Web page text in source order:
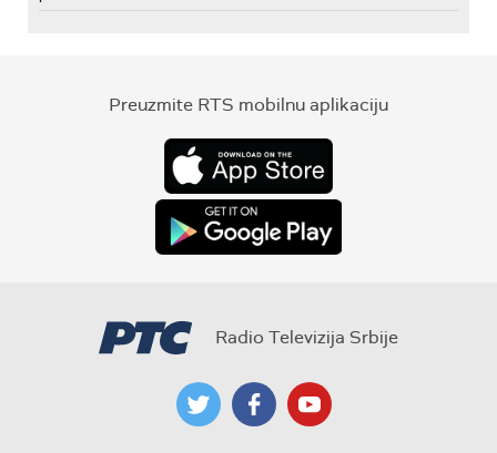
Preuzmite RTS mobilnu aplikaciju
Radio Televizija Srbije